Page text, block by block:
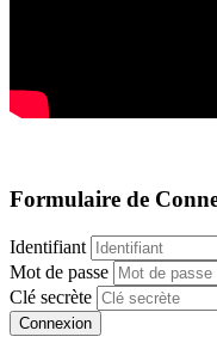
Formulaire de
Identifiant
Mot de passe
Clé secrète
Connexion